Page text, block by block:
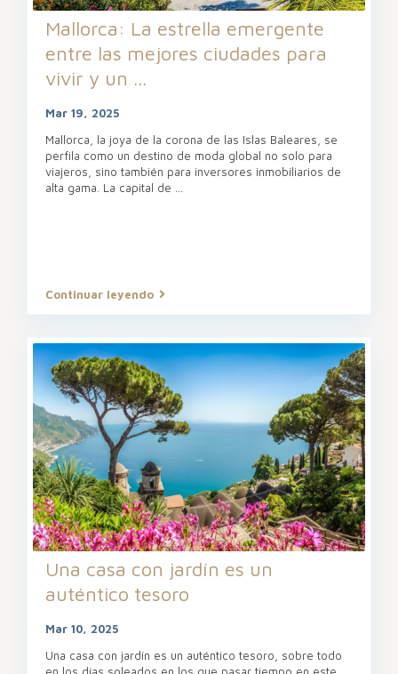
Mallorca: La estrella emergente
entre las mejores ciudades para
vivir y un ...
Mar 19, 2025
Mallorca, la joya de la corona de las Islas Baleares, se
perfila como un destino de moda global no solo para
viajeros, sino también para inversores inmobiliarios de
alta gama. La capital de ...
Continuar leyendo
Una casa con jardín es un
auténtico tesoro
Mar 10, 2025
Una casa con jardín es un auténtico tesoro, sobre todo